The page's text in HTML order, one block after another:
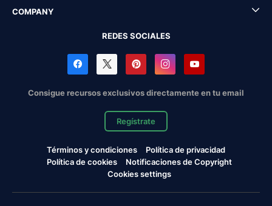
COMPANY
REDES SOCIALES
Consigue recursos exclusivos directamente en tu email
Regístrate
Términos y condiciones
Política de privacidad
Política de cookies
Notificaciones de Copyright
Cookies settings